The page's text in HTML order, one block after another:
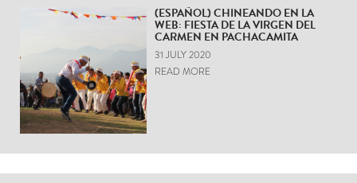
(ESPAÑOL) CHINEANDO EN LA
WEB: FIESTA DE LA VIRGEN DEL
CARMEN EN PACHACAMITA
31 JULY 2020
READ MORE